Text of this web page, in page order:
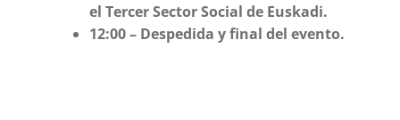
el Tercer Sector Social de Euskadi.
12:00 – Despedida y final del evento.